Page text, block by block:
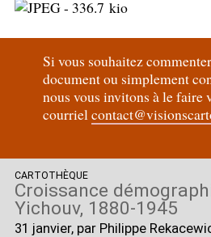
Si vous souhaitez
document ou simplement
nous vous invitons à le faire
courriel
CARTOTHÈQUE
Croissance
Yichouv, 1880-1945
31 janvier, par Philippe